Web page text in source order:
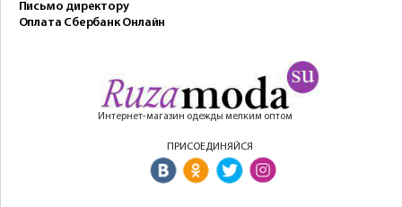
Письмо директору
Оплата Сбербанк Онлайн
Интернет-магазин одежды мелким оптом
ПРИСОЕДИНЯЙСЯ